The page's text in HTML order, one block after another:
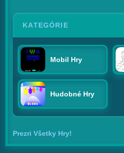
KATEGÓRIE
Mobil Hry
Hudobné Hry
Prezri Všetky Hry!